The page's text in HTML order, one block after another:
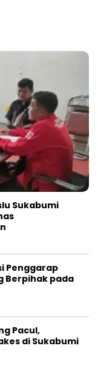
Sukabumi
Penggarap
Berpihak pada
Pacul,
di Sukabumi